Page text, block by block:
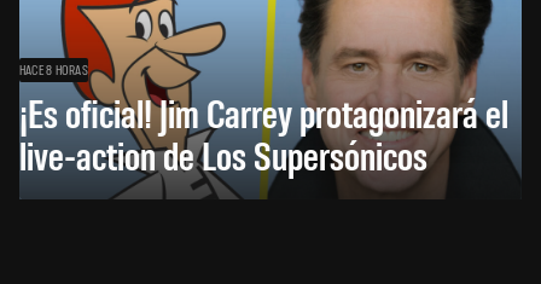
HACE 8 HORAS
¡Es oficial! Jim Carrey protagonizará el
live-action de Los Supersónicos